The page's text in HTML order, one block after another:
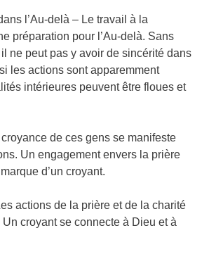
l’Au-delà – Le travail à la
préparation pour l’Au-delà. Sans
ne peut pas y avoir de sincérité dans
si les actions sont apparemment
intérieures peuvent être floues et
de ces gens se manifeste
Un engagement envers la prière
d’un croyant.
actions de la prière et de la charité
croyant se connecte à Dieu et à